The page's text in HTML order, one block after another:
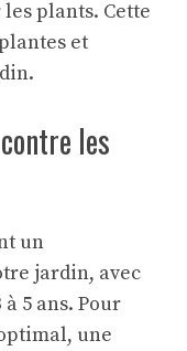
plants. Cette
et
les
un
jardin, avec
5 ans. Pour
une